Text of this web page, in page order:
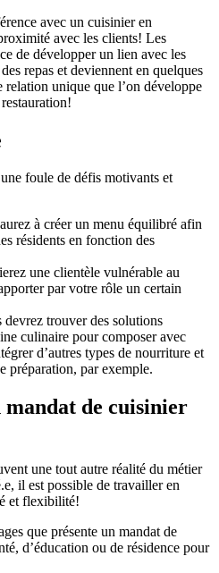
avec un cuisinier en
avec les clients! Les
de développer un lien avec les
repas et deviennent en quelques
relation unique que l’on développe
foule de défis motivants et
à créer un menu équilibré afin
résidents en fonction des
une clientèle vulnérable au
par votre rôle un certain
devrez trouver des solutions
culinaire pour composer avec
d’autres types de nourriture et
préparation, par exemple.
mandat de cuisinier
une tout autre réalité du métier
il est possible de travailler en
et flexibilité!
que présente un mandat de
d’éducation ou de résidence pour